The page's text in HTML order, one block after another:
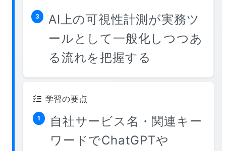
3
AI上の可視性計測が実務ツ
ールとして一般化しつつあ
る流れを把握する
学習の要点
1
自社サービス名・関連キー
ワードでChatGPTや